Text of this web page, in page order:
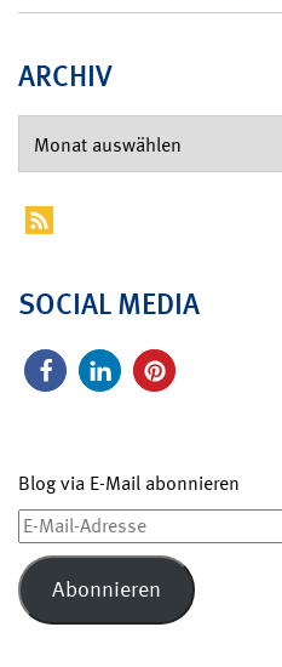
ARCHIV
SOCIAL MEDIA
Blog via E-Mail abonnieren
E-
Mail-
Adresse
Abonnieren